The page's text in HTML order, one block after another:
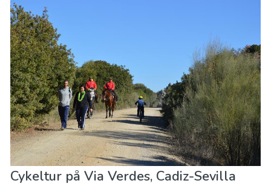
Cykeltur på Via Verdes, Cadiz-Sevilla